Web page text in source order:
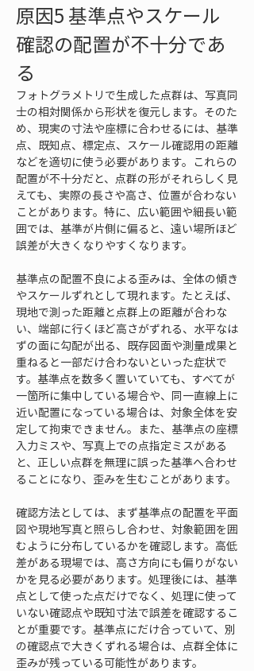
原因5 基準点やスケール
確認の配置が不十分であ
る
フォトグラメトリで生成した点群は、写真同
士の相対関係から形状を復元します。そのた
め、現実の寸法や座標に合わせるには、基準
点、既知点、標定点、スケール確認用の距離
などを適切に使う必要があります。これらの
配置が不十分だと、点群の形がそれらしく見
えても、実際の長さや高さ、位置が合わない
ことがあります。特に、広い範囲や細長い範
囲では、基準が片側に偏ると、遠い場所ほど
誤差が大きくなりやすくなります。
基準点の配置不良による歪みは、全体の傾き
やスケールずれとして現れます。たとえば、
現地で測った距離と点群上の距離が合わな
い、端部に行くほど高さがずれる、水平なは
ずの面に勾配が出る、既存図面や測量成果と
重ねると一部だけ合わないといった症状で
す。基準点を数多く置いていても、すべてが
一箇所に集中している場合や、同一直線上に
近い配置になっている場合は、対象全体を安
定して拘束できません。また、基準点の座標
入力ミスや、写真上での点指定ミスがある
と、正しい点群を無理に誤った基準へ合わせ
ることになり、歪みを生むことがあります。
確認方法としては、まず基準点の配置を平面
図や現地写真と照らし合わせ、対象範囲を囲
むように分布しているかを確認します。高低
差がある現場では、高さ方向にも偏りがない
かを見る必要があります。処理後には、基準
点として使った点だけでなく、処理に使って
いない確認点や既知寸法で誤差を確認するこ
とが重要です。基準点にだけ合っていて、別
の確認点で大きくずれる場合は、点群全体に
歪みが残っている可能性があります。